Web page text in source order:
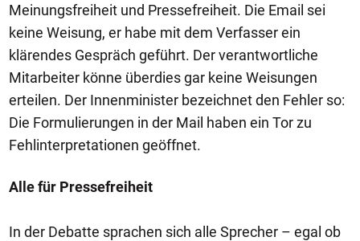
Meinungsfreiheit und Pressefreiheit. Die Email sei
keine Weisung, er habe mit dem Verfasser ein
klärendes Gespräch geführt. Der verantwortliche
Mitarbeiter könne überdies gar keine Weisungen
erteilen. Der Innenminister bezeichnet den Fehler so:
Die Formulierungen in der Mail haben ein Tor zu
Fehlinterpretationen geöffnet.
Alle für Pressefreiheit
In der Debatte sprachen sich alle Sprecher – egal ob